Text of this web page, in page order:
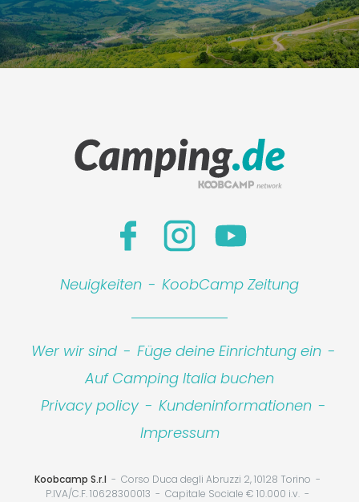
Neuigkeiten - KoobCamp Zeitung
Wer wir sind - Füge deine Einrichtung ein -
Auf Camping Italia buchen
Privacy policy - Kundeninformationen -
Impressum
Koobcamp S.r.l
Corso Duca degli Abruzzi 2, 10128 Torino
P.IVA/C.F. 10628300013
Capitale Sociale € 10.000 i.v.